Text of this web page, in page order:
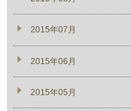
2015年07月
2015年06月
2015年05月